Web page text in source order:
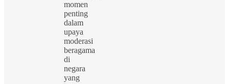
momen
penting
dalam
upaya
moderasi
beragama
di
negara
yang